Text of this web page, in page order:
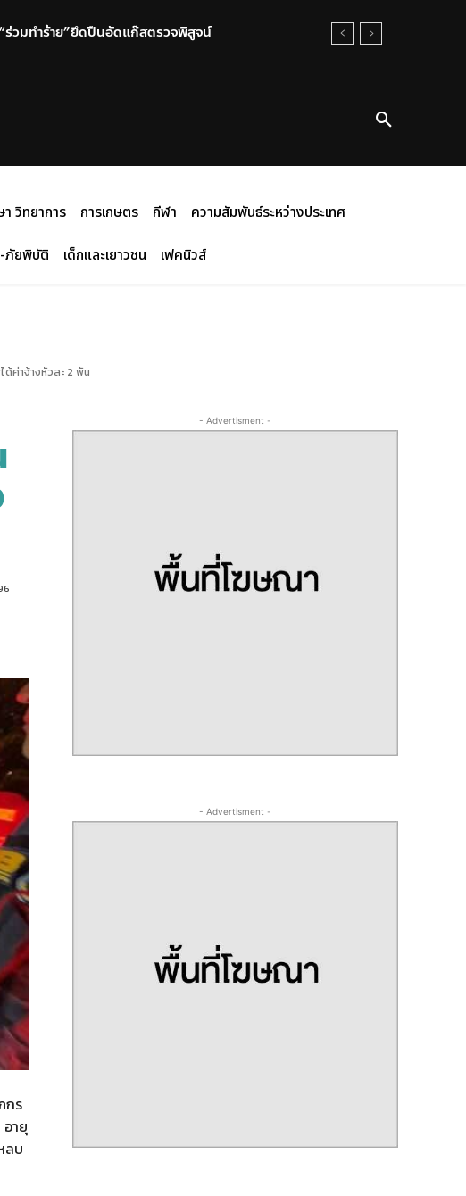
ร่วมทำร้าย”ยึดปืนอัดแก๊สตรวจพิสูจน์
วิทยาการ การเกษตร กีฬา
ความสัมพันธ์ระหว่างประเทศ
ภัยพิบัติ เด็กและเยาวชน เฟคนิวส์
ด้ค่าจ้างหัวละ 2 พัน
กร
ายุ
ลบ
- Advertisment -
- Advertisment -